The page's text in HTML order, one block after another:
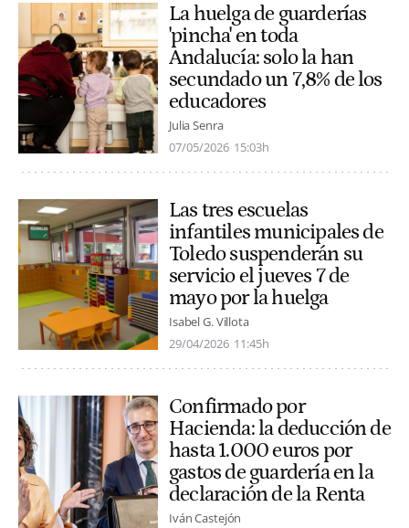
La huelga de guarderías
'pincha' en toda
Andalucía: solo la han
secundado un 7,8% de los
educadores
Julia Senra
07/05/2026 15:03h
Las tres escuelas
infantiles municipales de
Toledo suspenderán su
servicio el jueves 7 de
mayo por la huelga
Isabel G. Villota
29/04/2026 11:45h
Confirmado por
Hacienda: la deducción de
hasta 1.000 euros por
gastos de guardería en la
declaración de la Renta
Iván Castejón